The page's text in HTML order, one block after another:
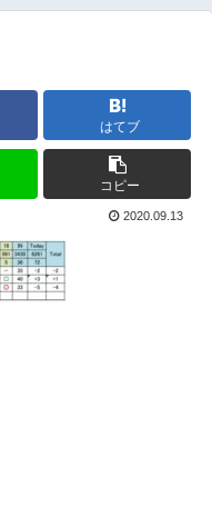
はてブ
コピー
2020.09.13